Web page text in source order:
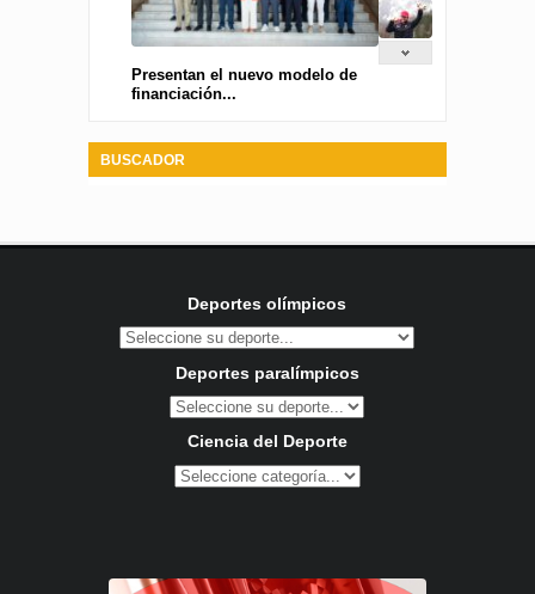
Presentan el nuevo modelo de
financiación...
BUSCADOR
Deportes olímpicos
Deportes paralímpicos
Ciencia del Deporte